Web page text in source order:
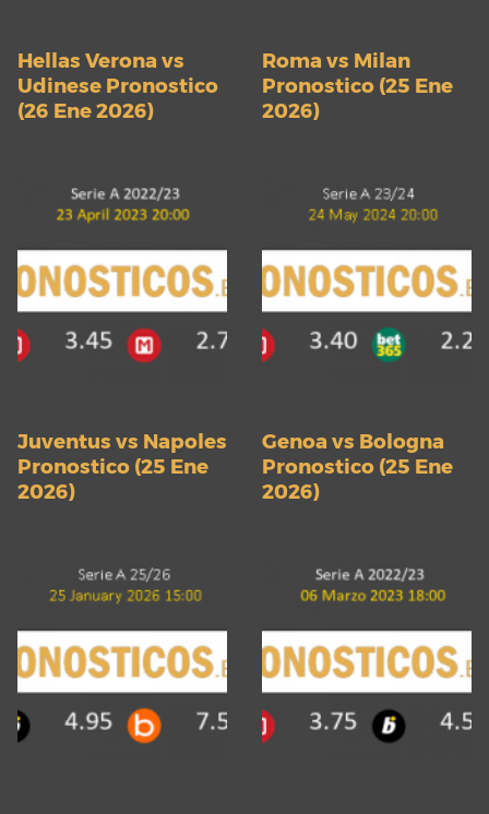
Hellas Verona vs
Udinese Pronostico
(26 Ene 2026)
Roma vs Milan
Pronostico (25 Ene
2026)
Juventus vs Napoles
Pronostico (25 Ene
2026)
Genoa vs Bologna
Pronostico (25 Ene
2026)